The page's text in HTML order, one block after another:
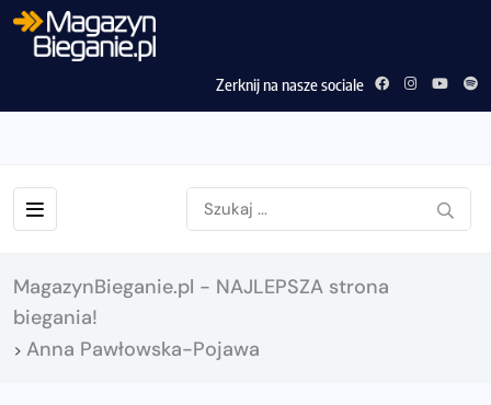
Zerknij na nasze sociale
MagazynBieganie.pl - NAJLEPSZA strona
biegania!
> Anna Pawłowska-Pojawa